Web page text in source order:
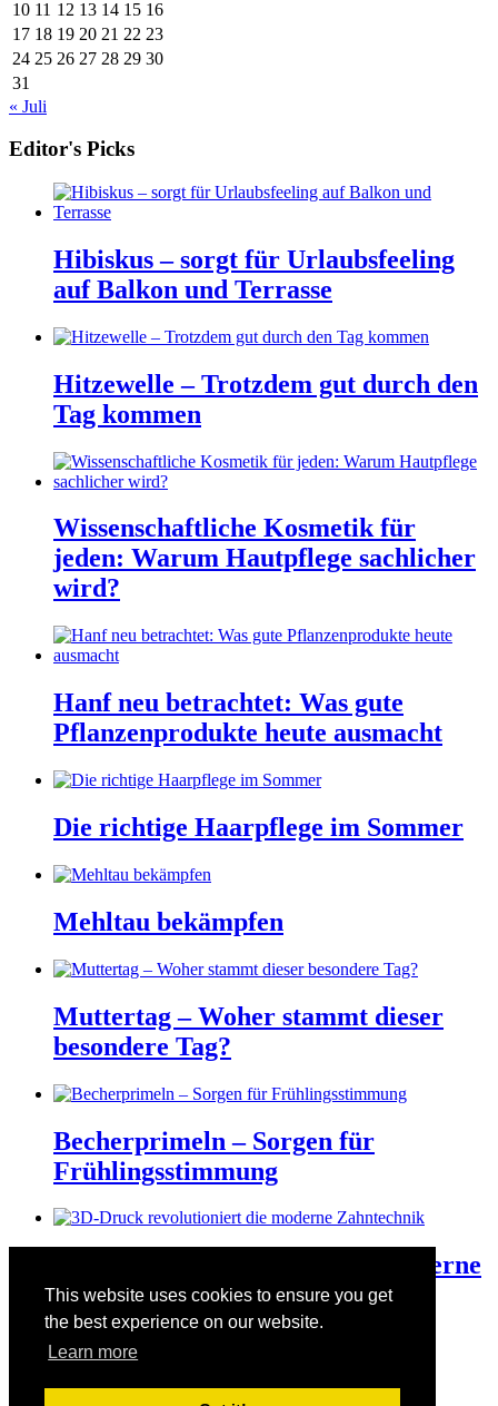
This website uses cookies to ensure you get
the best experience on our website.
Learn more
10 11 12 13 14 15 16
17 18 19 20 21 22 23
24 25 26 27 28 29 30
31
« Juli
Editor's Picks
Hibiskus – sorgt für Urlaubsfeeling
auf Balkon und Terrasse
Hitzewelle – Trotzdem gut durch den
Tag kommen
Wissenschaftliche Kosmetik für
jeden: Warum Hautpflege sachlicher
wird?
Hanf neu betrachtet: Was gute
Pflanzenprodukte heute ausmacht
Die richtige Haarpflege im Sommer
Mehltau bekämpfen
Muttertag – Woher stammt dieser
besondere Tag?
Becherprimeln – Sorgen für
Frühlingsstimmung
3D-Druck revolutioniert die moderne
Zahntechnik
Der Valentinstag am 14. Februar